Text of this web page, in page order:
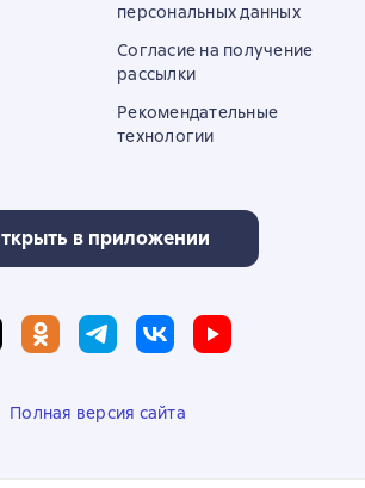
персональных данных
Согласие на получение
рассылки
Рекомендательные
технологии
в приложении
Полная версия сайта